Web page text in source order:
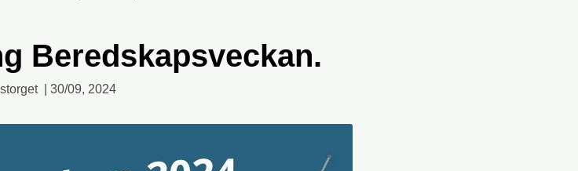
Beredskapsveckan.
30/09, 2024